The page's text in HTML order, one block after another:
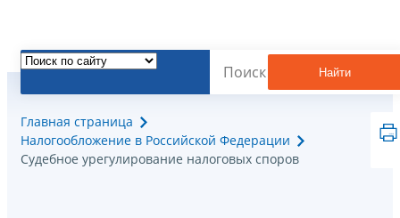
Найти
Главная страница
Налогообложение в Российской Федерации
Судебное урегулирование налоговых споров